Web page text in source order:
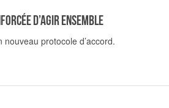
d’agir ensemble
nouveau protocole d’accord.